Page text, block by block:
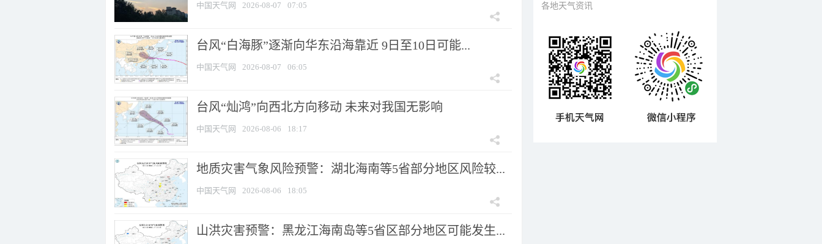
中国天气网 2026-08-07 07:05
台风“白海豚”逐渐向华东沿海靠近 9日至10日可能...
中国天气网 2026-08-07 06:05
台风“灿鸿”向西北方向移动 未来对我国无影响
中国天气网 2026-08-06 18:17
地质灾害气象风险预警：湖北海南等5省部分地区风险较...
中国天气网 2026-08-06 18:05
山洪灾害预警：黑龙江海南岛等5省区部分地区可能发生...
各地天气资讯